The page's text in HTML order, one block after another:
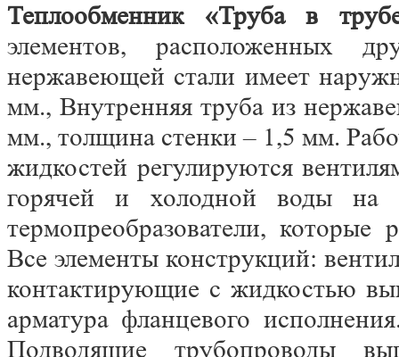
Теплообменник «Труба в
элементов, расположенных
нержавеющей стали имеет
мм., Внутренняя труба из
мм., толщина стенки – 1,5 мм.
жидкостей регулируются
горячей и холодной воды на
термопреобразователи,
Все элементы конструкций:
контактирующие с жидкостью
арматура фланцевого
Подводящие трубопроводы